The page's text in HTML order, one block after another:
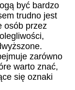
być bardzo
trudno jest
osób przez
zarówno
warto znać,
się oznaki